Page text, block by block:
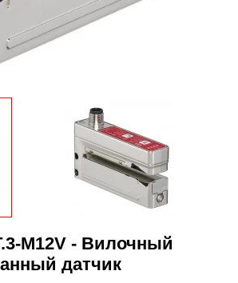
M12V - Вилочный
датчик